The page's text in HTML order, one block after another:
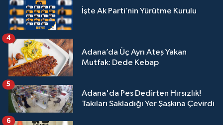
İşte Ak Parti’nin Yürütme Kurulu
Adana’da Üç Ayrı Ateş Yakan
Mutfak: Dede Kebap
4
Adana'da Pes Dedirten Hırsızlık!
Takıları Sakladığı Yer Şaşkına Çevirdi
5
6